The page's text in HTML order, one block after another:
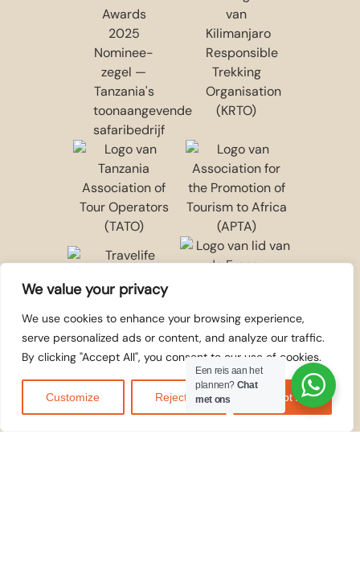
We value your privacy
We use cookies to enhance your browsing experience,
serve personalized ads or content, and analyze our traffic.
By clicking "Accept All", you consent to our use of cookies.
Customize Reject All Accept All
WIJ
ACCEPTEREN
Een reis aan het
plannen? Chat
met ons